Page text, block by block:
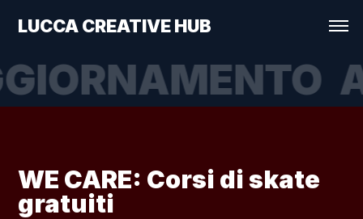
LUCCA CREATIVE HUB
WE CARE: Corsi di skate
gratuiti